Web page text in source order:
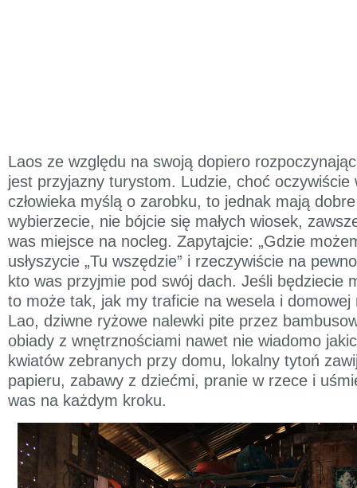
Laos ze względu na swoją dopiero
jest przyjazny turystom. Ludzie, choć oczywiście
człowieka myślą o zarobku, to jednak mają
wybierzecie, nie bójcie się małych wiosek,
was miejsce na nocleg. Zapytajcie: „Gdzie
usłyszycie „Tu wszędzie” i rzeczywiście na
kto was przyjmie pod swój dach. Jeśli będziecie
to może tak, jak my traficie na wesela i domowej
Lao, dziwne ryżowe nalewki pite przez
obiady z wnętrznościami nawet nie wiadomo
kwiatów zebranych przy domu, lokalny tytoń
papieru, zabawy z dziećmi, pranie w rzece i
was na każdym kroku.